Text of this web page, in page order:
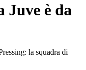
è da
la squadra di